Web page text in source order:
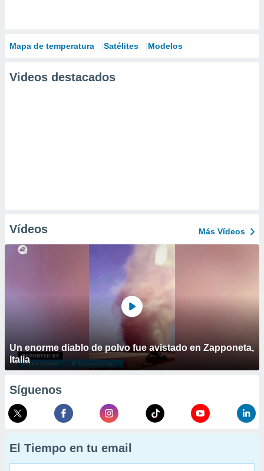
Mapa de temperatura Satélites Modelos
Videos destacados
Vídeos Más Vídeos
Un enorme diablo de polvo fue avistado en Zapponeta,
Italia
Síguenos
El Tiempo en tu email